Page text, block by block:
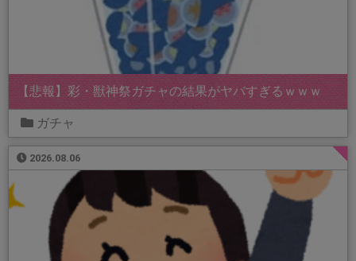
【悲報】彩・獣神祭ガチャの結果がヤバすぎるｗｗｗ
ガチャ
2026.08.06